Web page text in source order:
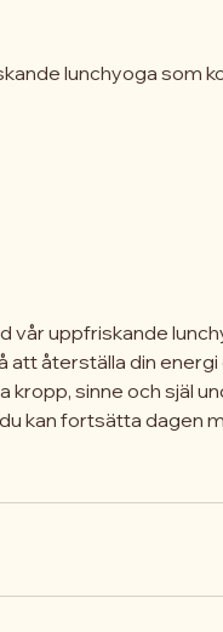
lunchyoga som
vår uppfriskande
återställa din energi
sinne och själ
kan fortsätta dagen